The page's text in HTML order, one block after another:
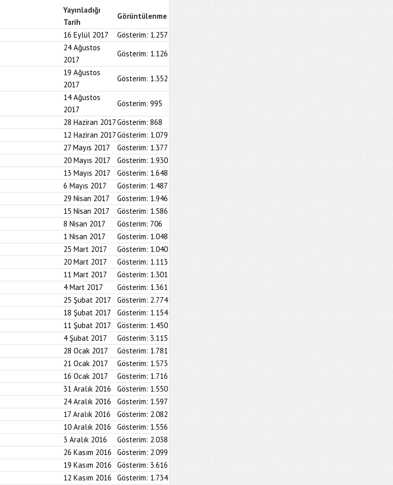
Yayınladığı
Tarih
Görüntülenme
16 Eylül 2017 Gösterim: 1.257
24 Ağustos
2017
Gösterim: 1.126
19 Ağustos
2017
Gösterim: 1.352
14 Ağustos
2017
Gösterim: 995
28 Haziran 2017Gösterim: 868
12 Haziran 2017Gösterim: 1.079
27 Mayıs 2017 Gösterim: 1.377
20 Mayıs 2017 Gösterim: 1.930
13 Mayıs 2017 Gösterim: 1.648
6 Mayıs 2017 Gösterim: 1.487
29 Nisan 2017 Gösterim: 1.946
15 Nisan 2017 Gösterim: 1.586
8 Nisan 2017 Gösterim: 706
1 Nisan 2017 Gösterim: 1.048
25 Mart 2017 Gösterim: 1.040
20 Mart 2017 Gösterim: 1.113
11 Mart 2017 Gösterim: 1.301
4 Mart 2017 Gösterim: 1.361
25 Şubat 2017 Gösterim: 2.774
18 Şubat 2017 Gösterim: 1.154
11 Şubat 2017 Gösterim: 1.450
4 Şubat 2017 Gösterim: 3.115
28 Ocak 2017 Gösterim: 1.781
21 Ocak 2017 Gösterim: 1.573
16 Ocak 2017 Gösterim: 1.716
31 Aralık 2016 Gösterim: 1.550
24 Aralık 2016 Gösterim: 1.597
17 Aralık 2016 Gösterim: 2.082
10 Aralık 2016 Gösterim: 1.556
3 Aralık 2016 Gösterim: 2.038
26 Kasım 2016 Gösterim: 2.099
19 Kasım 2016 Gösterim: 3.616
12 Kasım 2016 Gösterim: 1.734